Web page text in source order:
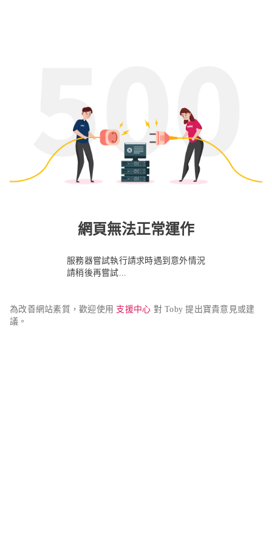
網頁無法正常運作
服務器嘗試執行請求時遇到意外情況
請稍後再嘗試...
為改善網站素質，歡迎使用 支援中心 對 Toby 提出寶貴意見或建
議。